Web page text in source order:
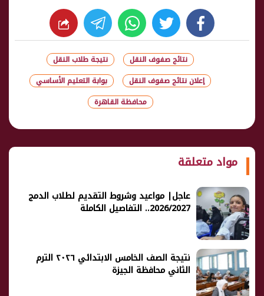
facebook
twitter
whats
نتائج صفوف النقل
نتيجة طلاب النقل
إعلان نتائج صفوف النقل
بوابة التعليم الأساسي
محافظة القاهرة
مواد متعلقة
عاجل| مواعيد وشروط التقديم لطلاب الدمج
2026/2027.. التفاصيل الكاملة
نتيجة الصف الخامس الابتدائي ٢٠٢٦ الترم
الثاني محافظة الجيزة